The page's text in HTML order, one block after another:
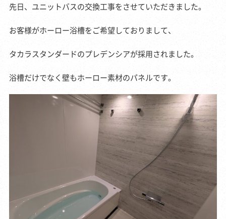
先日、ユニットバスの交換工事をさせていただきました。
お客様がホーロー浴槽をご希望しておりまして、
タカラスタンダードのプレデンシアが採用されました。
浴槽だけでなく壁もホーロー素材のパネルです。